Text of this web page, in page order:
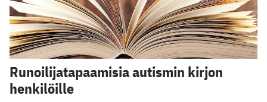
Runoilijatapaamisia autismin kirjon
henkilöille